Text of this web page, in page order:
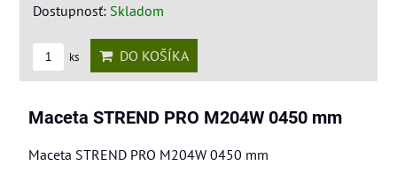
Dostupnosť: Skladom
ks DO KOŠÍKA
Maceta STREND PRO M204W 0450 mm
Maceta STREND PRO M204W 0450 mm